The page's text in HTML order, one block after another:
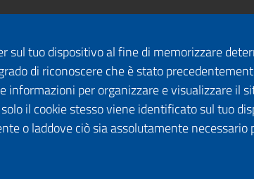
sul tuo dispositivo al fine di memorizzare
di riconoscere che è stato
per organizzare e visualizzare il
il cookie stesso viene identificato sul tuo
o laddove ciò sia assolutamente necessario